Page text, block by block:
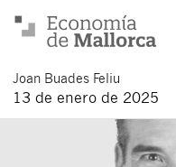
Joan Buades Feliu
13 de enero de 2025